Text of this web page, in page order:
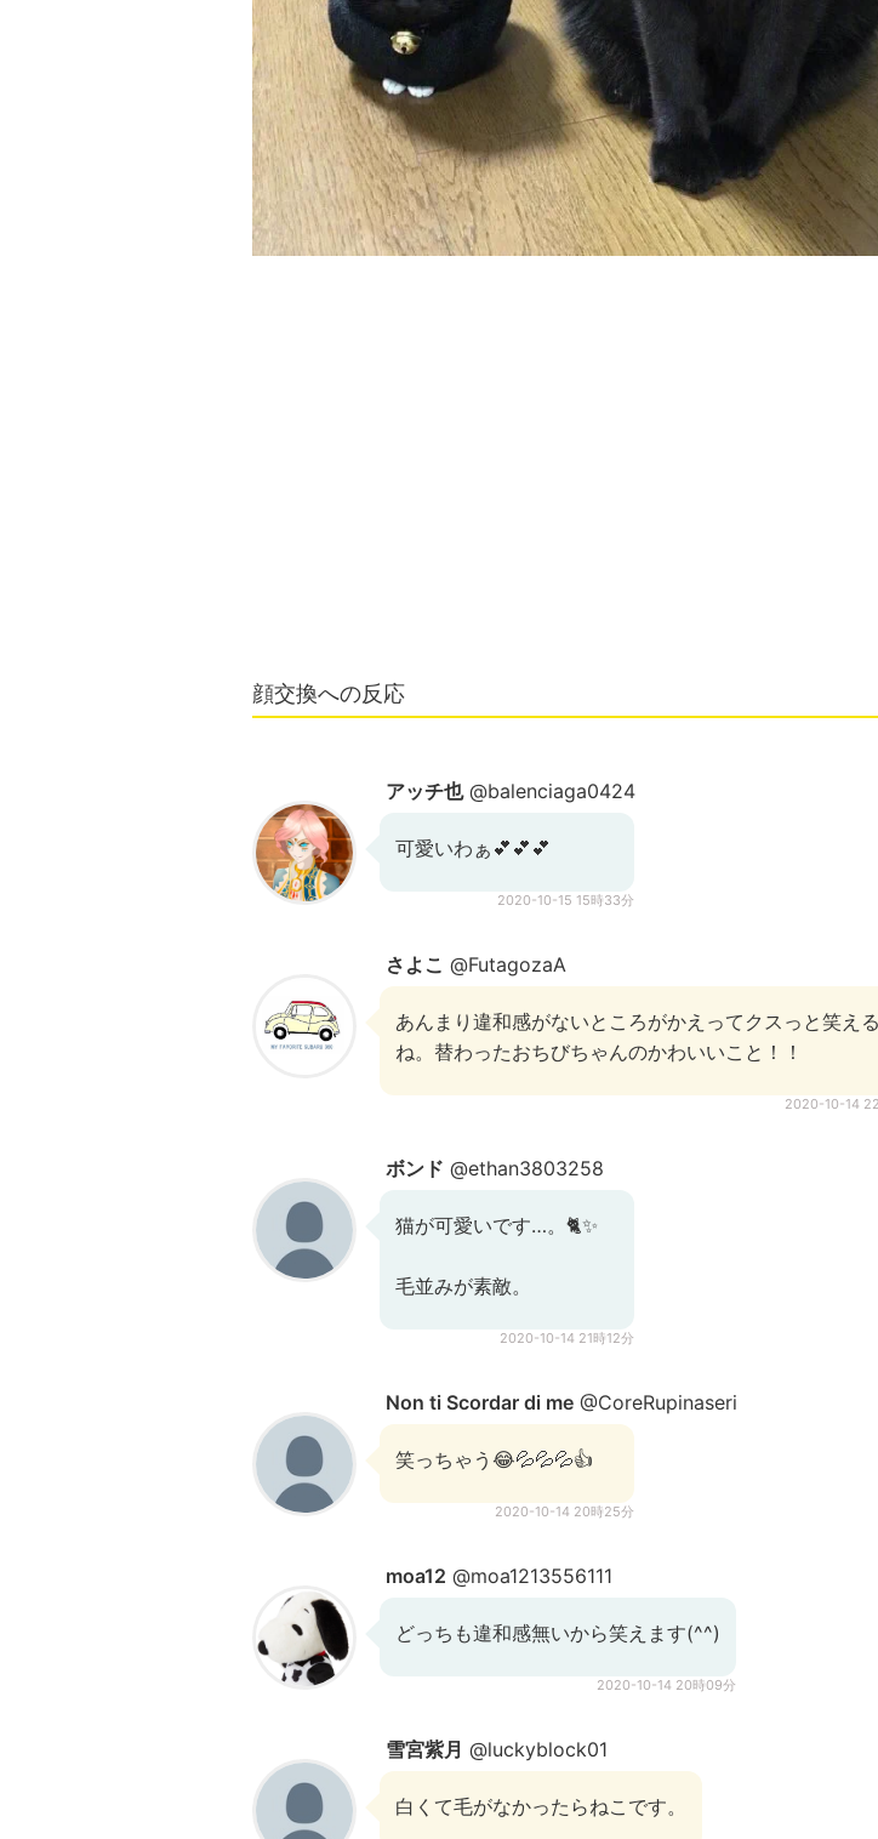
顔交換への反応
アッチ也@balenciaga0424
可愛いわぁ💕💕💕
2020-10-15 15時33分
さよこ @FutagozaA
あんまり違和感がないところがかえってクスっと笑え
ね。替わったおちびちゃんのかわいいこと！！
2020-10-14
ボンド @ethan3803258
猫が可愛いです…。🐈✨
毛並みが素敵。
2020-10-14 21時12分
Non ti Scordar di me @CoreRupinaseri
笑っちゃう😂💦💦💦👍
2020-10-14 20時25分
moa12 @moa1213556111
どっちも違和感無いから笑えます(^^)
2020-10-14 20時09分
雪宮紫月 @luckyblock01
白くて毛がなかったらねこです。